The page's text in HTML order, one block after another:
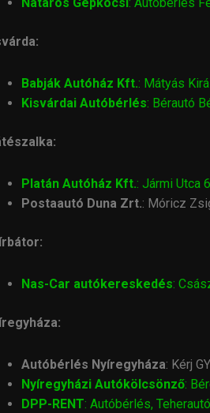
Nataros Gépkocsi: Autóbérlés
Babják Autóház Kft.: Mátyás
Kisvárdai Autóbérlés: Bérautó
Platán Autóház Kft.: Jármi Utca
Postaautó Duna Zrt.: Móricz
Nas-Car autókereskedés:
Autóbérlés Nyíregyháza: Kérj
Nyíregyházi Autókölcsönző:
DPP-RENT: Autóbérlés,